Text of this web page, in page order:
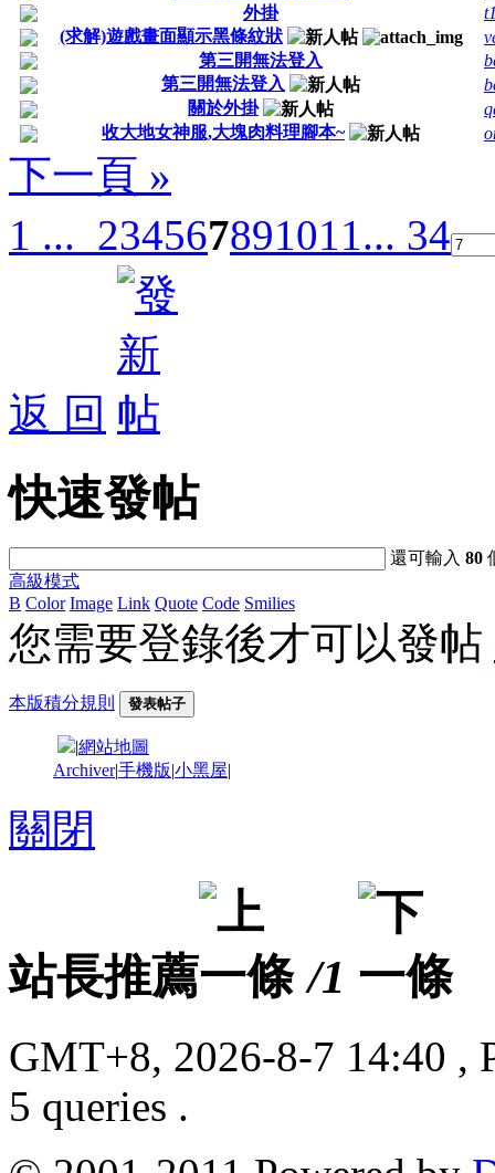
外掛
(求解)遊戲畫面顯示黑條紋狀
第三開無法登入
第三開無法登入
關於外掛
收大地女神服,大塊肉料理腳本~
下一頁 »
1 ... 234567891011... 34
返 回
快速發帖
還可輸入80
高級模式
B Color Image Link Quote Code Smilies
您需要登錄後才可以發帖
本版積分規則 發表帖子
|網站地圖
Archiver|手機版|小黑屋|
關閉
站長推薦 /1
GMT+8, 2026-8-7 14:40 ,
5 queries .